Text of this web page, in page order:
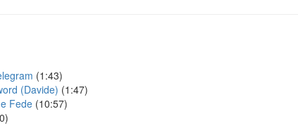
(1:43)
(Davide) (1:47)
Fede (10:57)